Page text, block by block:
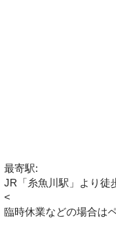
最寄駅:
JR「糸魚川駅」より徒
<
臨時休業などの場合は